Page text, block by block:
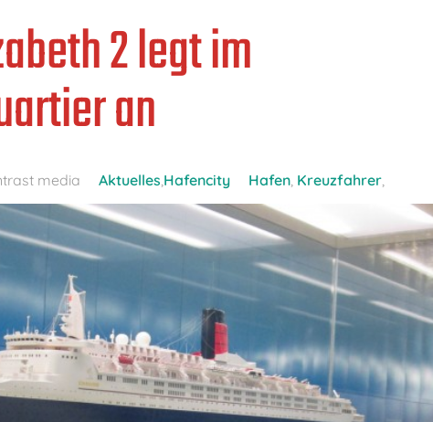
2 legt im
an
media Aktuelles,Hafencity Hafen, Kreuzfahrer,